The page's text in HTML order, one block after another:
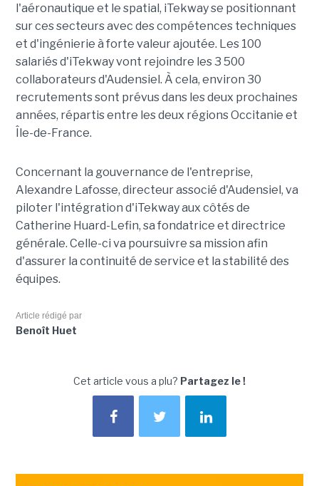
l'aéronautique et le spatial, iTekway se positionnant
sur ces secteurs avec des compétences techniques
et d'ingénierie à forte valeur ajoutée. Les 100
salariés d'iTekway vont rejoindre les 3 500
collaborateurs d'Audensiel. À cela, environ 30
recrutements sont prévus dans les deux prochaines
années, répartis entre les deux régions Occitanie et
Île-de-France.
Concernant la gouvernance de l'entreprise,
Alexandre Lafosse, directeur associé d'Audensiel, va
piloter l'intégration d'iTekway aux côtés de
Catherine Huard-Lefin, sa fondatrice et directrice
générale. Celle-ci va poursuivre sa mission afin
d'assurer la continuité de service et la stabilité des
équipes.
Article rédigé par
Benoît Huet
Cet article vous a plu? Partagez le !